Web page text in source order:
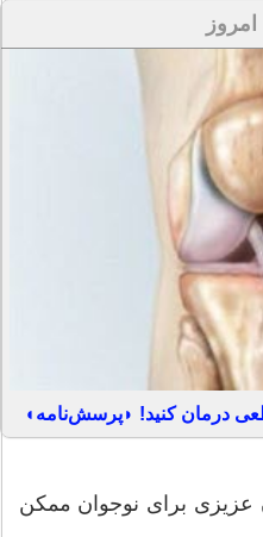
امروز
درمان کنید! ◗پرسش‌نامه◖
عزیزی برای نوجوان ممکن